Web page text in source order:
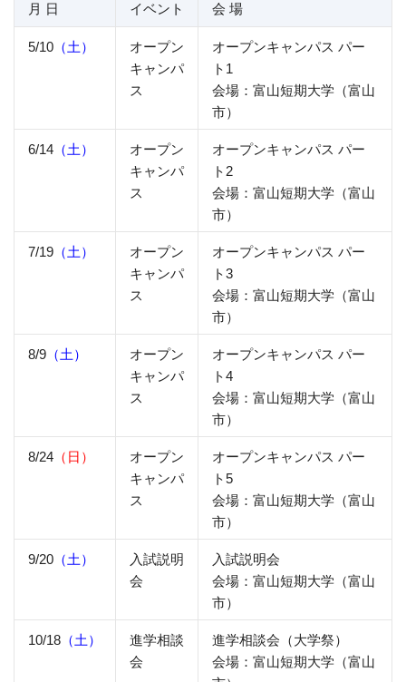
月 日 イベント 会 場
5/10 （土）
オープン
キャンパ
ス
オープンキャンパス パー
ト1
会場：富山短期大学（富山
市）
6/14 （土）
オープン
キャンパ
ス
オープンキャンパス パー
ト2
会場：富山短期大学（富山
市）
7/19 （土）
オープン
キャンパ
ス
オープンキャンパス パー
ト3
会場：富山短期大学（富山
市）
8/9 （土）
オープン
キャンパ
ス
オープンキャンパス パー
ト4
会場：富山短期大学（富山
市）
8/24 （日）
オープン
キャンパ
ス
オープンキャンパス パー
ト5
会場：富山短期大学（富山
市）
9/20 （土）
入試説明
会
入試説明会
会場：富山短期大学（富山
市）
10/18 （土）
進学相談
会
進学相談会（大学祭）
会場：富山短期大学（富山